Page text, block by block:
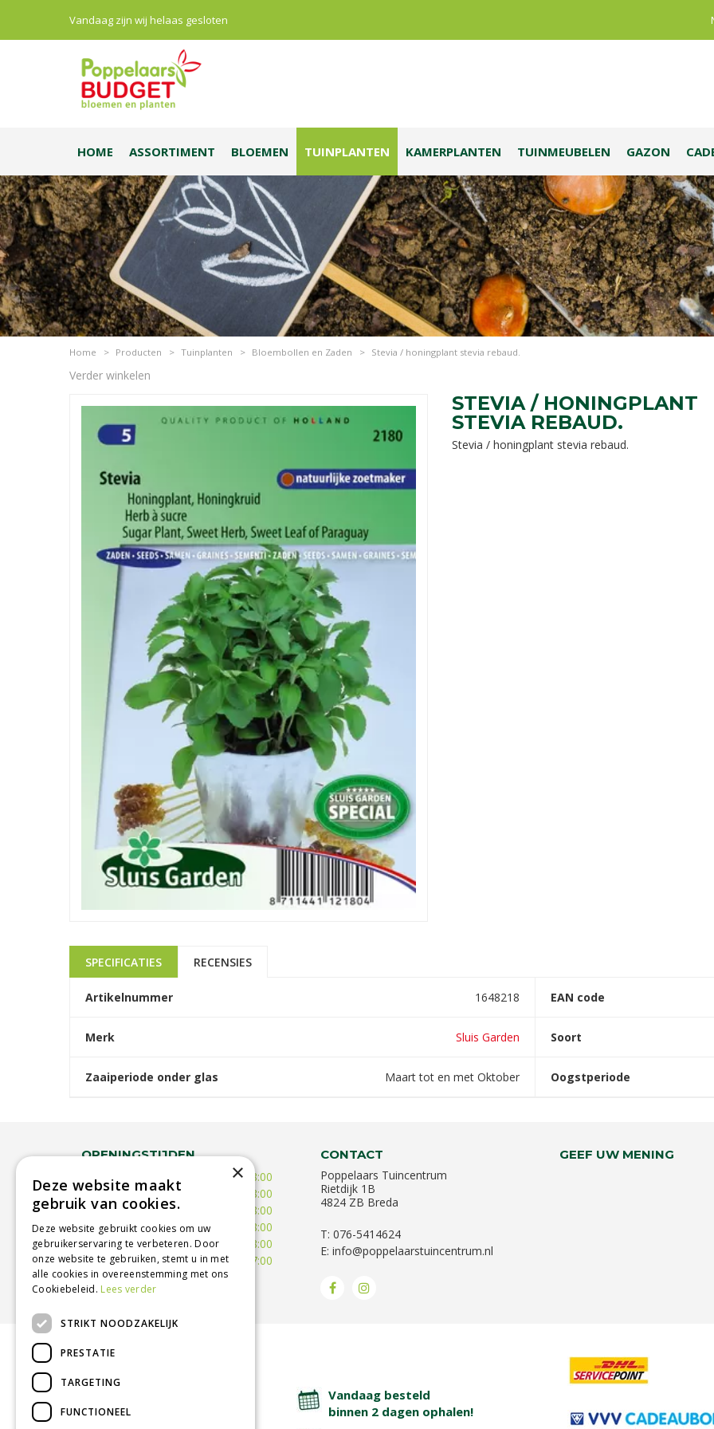
Home > Producten > Tuinplanten > Bloembollen en Zaden > Stevia / honingplant stevia rebaud.
Vandaag zijn wij helaas gesloten
HOME ASSORTIMENT BLOEMEN TUINPLANTEN KAMERPLANTEN TUINMEUBELEN GAZON
Verder winkelen
STEVIA / HONINGPLANT
STEVIA REBAUD.
Stevia / honingplant stevia rebaud.
SPECIFICATIES RECENSIES
Artikelnummer 1648218 EAN code
Merk Sluis Garden Soort
Zaaiperiode onder glas Maart tot en met Oktober Oogstperiode
OPENINGSTIJDEN
Maandag
10:00 - 18:00
Dinsdag
09:30 - 18:00
Woensdag
09:30 - 18:00
Donderdag
09:30 - 18:00
Vrijdag
09:00 - 18:00
Zaterdag
09:00 - 17:00
Toon alle openingstijden
CONTACT
Poppelaars Tuincentrum
Rietdijk 1B
4824 ZB Breda
T: 076-5414624
E: info@poppelaarstuincentrum.nl
GEEF UW MENING
BETROUWBARE SERVICE
Vandaag besteld
binnen 2 dagen ophalen!
×
Deze website maakt
gebruik van cookies.
Deze website gebruikt cookies om uw
gebruikerservaring te verbeteren. Door
onze website te gebruiken, stemt u in met
alle cookies in overeenstemming met ons
Cookiebeleid. Lees verder
STRIKT NOODZAKELIJK
PRESTATIE
TARGETING
FUNCTIONEEL